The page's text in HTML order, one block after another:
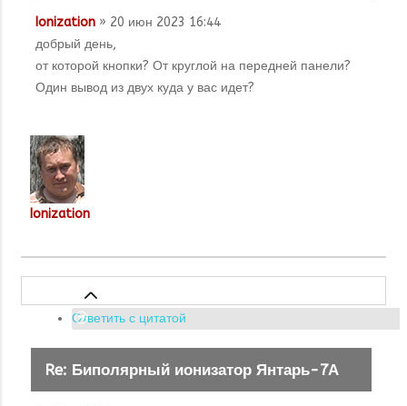
Ionization » 20 июн 2023 16:44
добрый день,
от которой кнопки? От круглой на передней панели?
Один вывод из двух куда у вас идет?
Ionization
Ответить с цитатой
Re: Биполярный ионизатор Янтарь-7А